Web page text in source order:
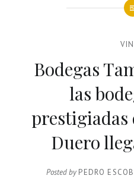
Bodegas
las
prestigiadas
Duero
Posted by PEDRO